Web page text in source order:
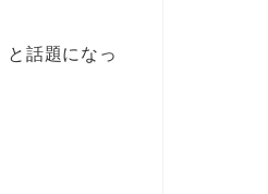
と話題になっ